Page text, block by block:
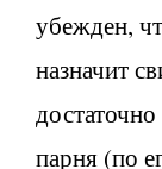
убежден,
назначит
парня (по